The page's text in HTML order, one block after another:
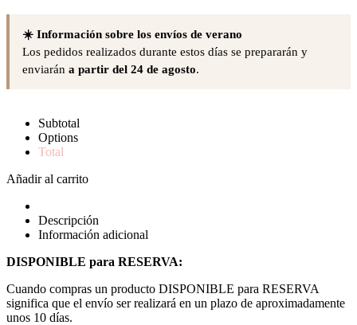
☀️ Información sobre los envíos de verano
Los pedidos realizados durante estos días se prepararán y
enviarán a partir del 24 de agosto.
Subtotal
Options
Total
Añadir al carrito
Descripción
Información adicional
DISPONIBLE para RESERVA:
Cuando compras un producto DISPONIBLE para RESERVA
significa que el envío ser realizará en un plazo de aproximadamente
unos 10 días.